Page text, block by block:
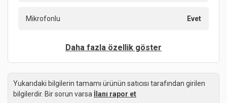
Mikrofonlu Evet
Daha fazla özellik göster
Yukarıdaki bilgilerin tamamı ürünün satıcısı tarafından girilen
bilgilerdir. Bir sorun varsa İlanı rapor et